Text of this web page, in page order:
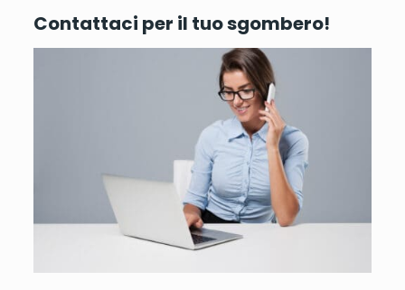
Contattaci per il tuo sgombero!